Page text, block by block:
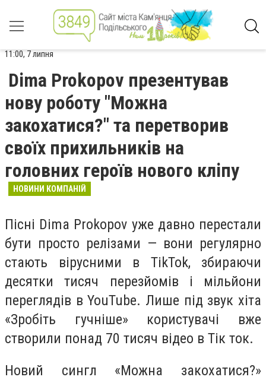
11:00, 7 липня
Dima Prokopov презентував
нову роботу "Можна
закохатися?" та перетворив
своїх прихильників на
головних героїв нового кліпу
НОВИНИ КОМПАНІЙ
Пісні Dima Prokopov уже давно перестали
бути просто релізами — вони регулярно
стають вірусними в TikTok, збираючи
десятки тисяч перезйомів і мільйони
переглядів в YouTube. Лише під звук хіта
«Зробіть гучніше» користувачі вже
створили понад 70 тисяч відео в Тік ток.
Новий сингл «Можна закохатися?»